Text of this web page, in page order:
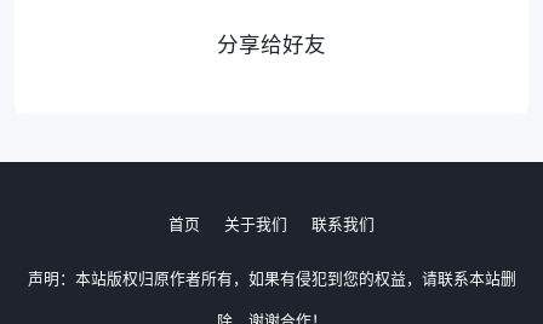
分享给好友
首页 关于我们 联系我们
声明：本站版权归原作者所有，如果有侵犯到您的权益，请联系本站删